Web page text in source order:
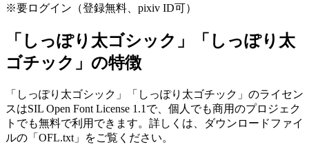
※要ログイン（登録無料、pixiv ID可）
「しっぽり太ゴシック」「しっぽり太
ゴチック」の特徴
「しっぽり太ゴシック」「しっぽり太ゴチック」のライセン
スはSIL Open Font License 1.1で、個人でも商用のプロジェク
トでも無料で利用できます。詳しくは、ダウンロードファイ
ルの「OFL.txt」をご覧ください。